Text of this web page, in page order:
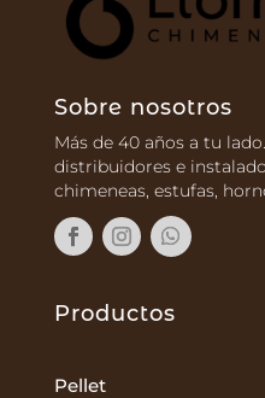
Sobre nosotros
Más de 40 años a tu
distribuidores e
chimeneas, estufas,
Productos
Pellet